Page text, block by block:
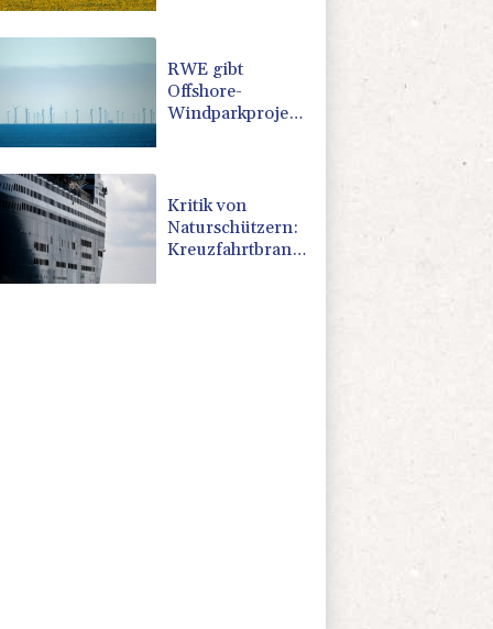
RWE gibt
Offshore-
Windparkprojekte
Kritik von
Naturschützern:
Kreuzfahrtbranche